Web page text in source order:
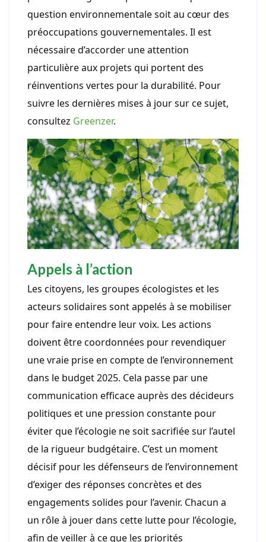
question environnementale soit au cœur des
préoccupations gouvernementales. Il est
nécessaire d’accorder une attention
particulière aux projets qui portent des
réinventions vertes pour la durabilité. Pour
suivre les dernières mises à jour sur ce sujet,
consultez Greenzer.
Appels à l’action
Les citoyens, les groupes écologistes et les
acteurs solidaires sont appelés à se mobiliser
pour faire entendre leur voix. Les actions
doivent être coordonnées pour revendiquer
une vraie prise en compte de l’environnement
dans le budget 2025. Cela passe par une
communication efficace auprès des décideurs
politiques et une pression constante pour
éviter que l’écologie ne soit sacrifiée sur l’autel
de la rigueur budgétaire. C’est un moment
décisif pour les défenseurs de l’environnement
d’exiger des réponses concrètes et des
engagements solides pour l’avenir. Chacun a
un rôle à jouer dans cette lutte pour l’écologie,
afin de veiller à ce que les priorités